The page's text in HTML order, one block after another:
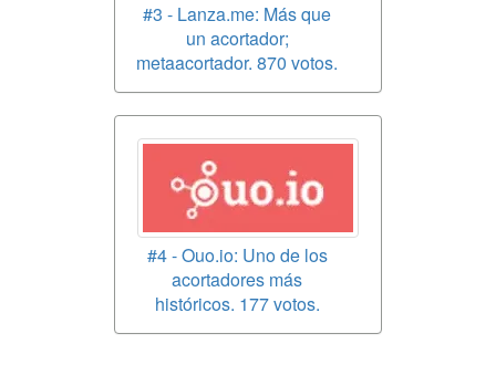
#3 - Lanza.me: Más que
un acortador;
metaacortador. 870 votos.
#4 - Ouo.io: Uno de los
acortadores más
históricos. 177 votos.